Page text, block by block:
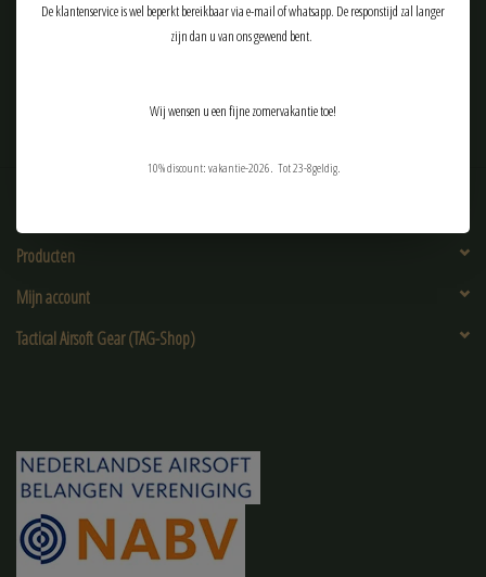
Producten
Mijn account
Tactical Airsoft Gear (TAG-Shop)
De klantenservice is wel beperkt bereikbaar via e-mail of whatsapp. De responstijd zal langer
zijn dan u van ons gewend bent.
Wij wensen u een fijne zomervakantie toe!
10% discount: vakantie-2026. Tot 23-8geldig.